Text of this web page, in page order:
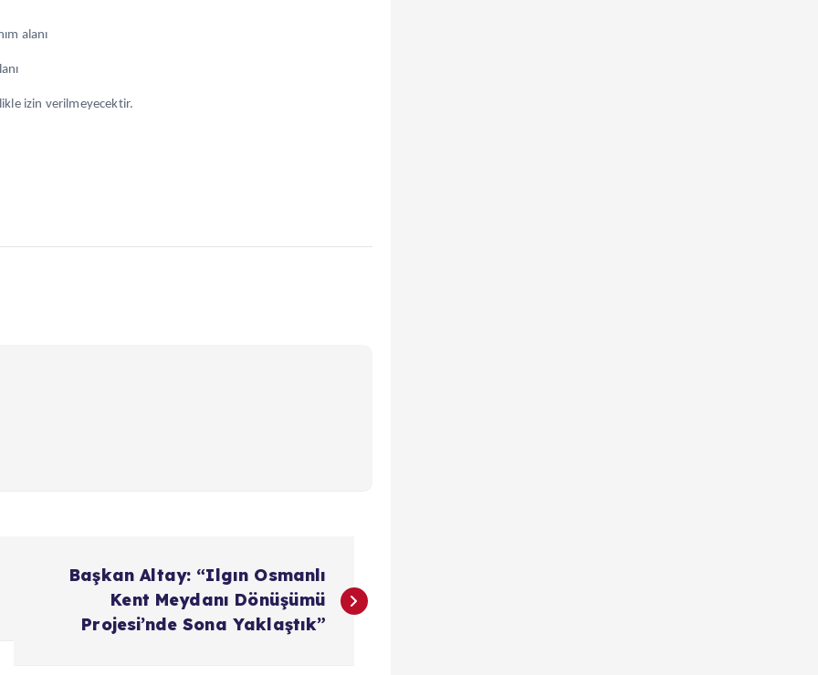
alanı
izin verilmeyecektir.
Başkan Altay: “Ilgın Osmanlı
Kent Meydanı Dönüşümü
Projesi’nde Sona Yaklaştık”